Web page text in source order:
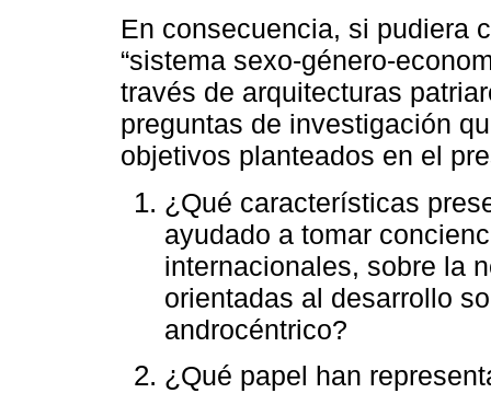
En consecuencia, si pudiera
“sistema sexo-género-
través de arquitecturas
preguntas de investigación
objetivos planteados en el
¿Qué características
ayudado a tomar
internacionales, sobre la
orientadas al desarrollo
androcéntrico?
¿Qué papel han